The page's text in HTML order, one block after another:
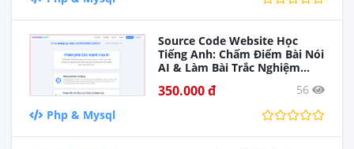
admin hoàn chỉnh. Phù hợp
làm đồ án môn học hoặc dự
Source Code Website Học
Tiếng Anh: Chấm Điểm Bài Nói
AI & Làm Bài Trắc Nghiệm
350.000 đ
56
Php & Mysql